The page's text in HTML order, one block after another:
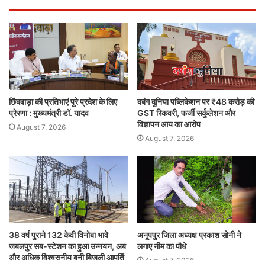
छिंदवाड़ा की प्रतिभाएं पूरे प्रदेश के लिए
प्रेरणा : मुख्यमंत्री डॉ. यादव
August 7, 2026
दबंग दुनिया पब्लिकेशन पर ₹48 करोड़ की
GST रिकवरी, फर्जी सर्कुलेशन और
विज्ञापन आय का आरोप
August 7, 2026
38 वर्ष पुराने 132 केवी विनोबा भावे
जबलपुर सब-स्टेशन का हुआ उन्नयन, अब
और अधिक विश्वसनीय बनी बिजली आपूर्ति
अनूपपुर जिला अध्यक्ष प्रकाश सोनी ने
लगाए नीम का पौधे